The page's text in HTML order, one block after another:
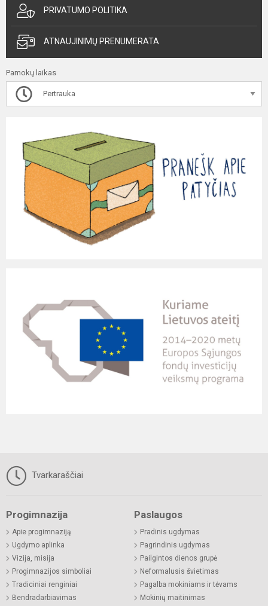
PRIVATUMO POLITIKA
ATNAUJINIMŲ PRENUMERATA
Pamokų laikas
Pertrauka
Tvarkaraščiai
Progimnazija
Apie progimnaziją
Ugdymo aplinka
Vizija, misija
Progimnazijos simboliai
Tradiciniai renginiai
Bendradarbiavimas
Paslaugos
Pradinis ugdymas
Pagrindinis ugdymas
Pailgintos dienos grupė
Neformalusis švietimas
Pagalba mokiniams ir tėvams
Mokinių maitinimas